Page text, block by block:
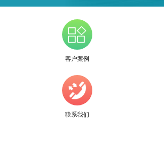
客户案例
联系我们